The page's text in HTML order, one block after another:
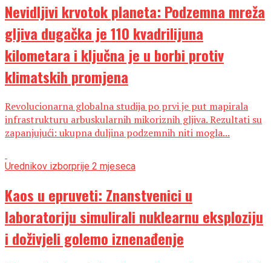
Nevidljivi krvotok planeta: Podzemna mreža
gljiva dugačka je 110 kvadrilijuna
kilometara i ključna je u borbi protiv
klimatskih promjena
Revolucionarna globalna studija po prvi je put mapirala
infrastrukturu arbuskularnih mikoriznih gljiva. Rezultati su
zapanjujući: ukupna duljina podzemnih niti mogla...
Urednikov izborprije 2 mjeseca
Kaos u epruveti: Znanstvenici u
laboratoriju simulirali nuklearnu eksploziju
i doživjeli golemo iznenađenje